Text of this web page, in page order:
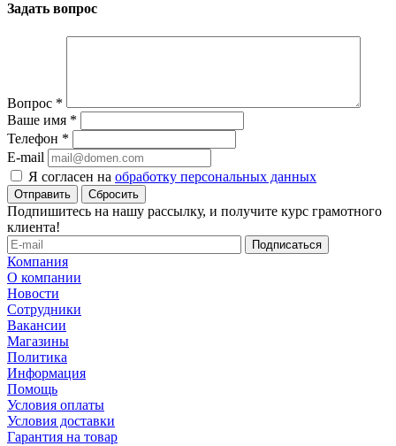
Задать вопрос
Вопрос *
Ваше имя *
Телефон *
E-mail
Я согласен на обработку персональных данных
Сбросить
Подпишитесь на нашу рассылку, и получите курс грамотного
клиента!
Компания
О компании
Новости
Сотрудники
Вакансии
Магазины
Политика
Информация
Помощь
Условия оплаты
Условия доставки
Гарантия на товар